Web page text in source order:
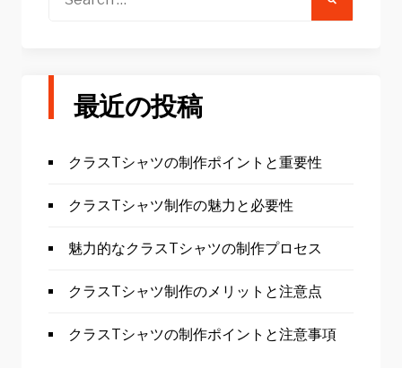
最近の投稿
クラスTシャツの制作ポイントと重要性
クラスTシャツ制作の魅力と必要性
魅力的なクラスTシャツの制作プロセス
クラスTシャツ制作のメリットと注意点
クラスTシャツの制作ポイントと注意事項